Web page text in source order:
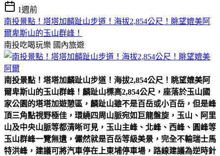
1週前
南投景點！塔塔加麟趾山步道！海拔2,854公尺！眺望媲美阿
爾卑斯山的玉山群峰！
南投吃喝玩樂 國內旅遊
南投景點！塔塔加麟趾山步道！海拔2,854公尺！眺望媲美阿
爾卑斯山的玉山群峰！ 麟趾山標高2,854公尺，座落於玉山國
家公園的塔塔加遊憩區，麟趾山雖不是百岳或小百岳，但是峰
頂三角點視野極佳，環繞四周山脈宛如巨龍盤旋，玉山、阿里
山及中央山脈等都清晰可見，玉山主峰、北峰、西峰、圓峰等
玉山群峰一覽無遺，儼然就是百岳等級美景，完全不輸瑞士馬
特洪峰，建議可將汽車停在上東埔停車場，路線建議為逆時針